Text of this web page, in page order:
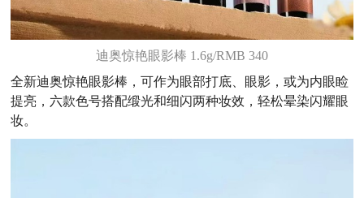
迪奥惊艳眼影棒 1.6g/RMB 340
全新迪奥惊艳眼影棒，可作为眼部打底、眼影，或为内眼睑
提亮，六款色号搭配缎光和细闪两种妆效，轻松晕染闪耀眼
妆。